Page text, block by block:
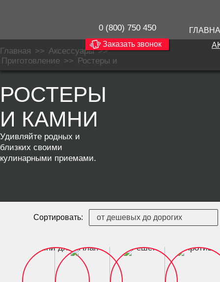
0 (800) 750 450
Заказать звонок
Главная >> Аксессуары>>
Приготовление >> Ростеры и
камни
РОСТЕРЫ
И КАМНИ
Удивляйте родных и
близких своими
кулинарными приемами.
Сортировать: